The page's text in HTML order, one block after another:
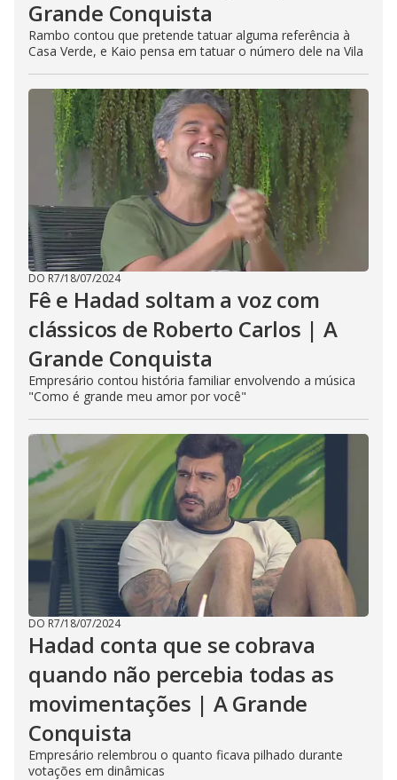
Grande Conquista
Rambo contou que pretende tatuar alguma referência à
Casa Verde, e Kaio pensa em tatuar o número dele na Vila
DO R7/18/07/2024
Fê e Hadad soltam a voz com
clássicos de Roberto Carlos | A
Grande Conquista
Empresário contou história familiar envolvendo a música
"Como é grande meu amor por você"
DO R7/18/07/2024
Hadad conta que se cobrava
quando não percebia todas as
movimentações | A Grande
Conquista
Empresário relembrou o quanto ficava pilhado durante
votações em dinâmicas